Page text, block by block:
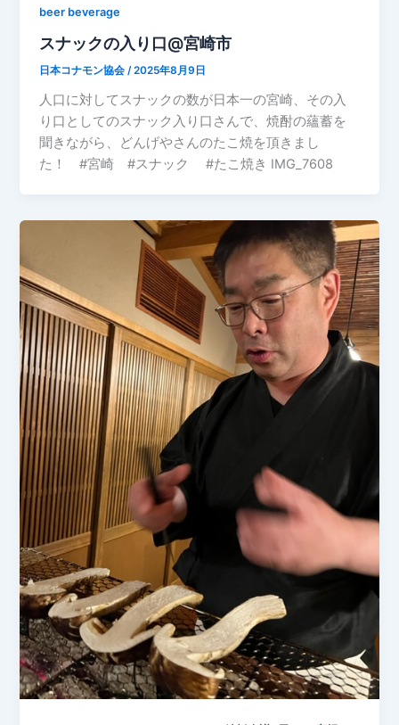
beer beverage
スナックの入り口@宮崎市
日本コナモン協会/2025年8月9日
人口に対してスナックの数が日本一の宮崎、その入
り口としてのスナック入り口さんで、焼酎の蘊蓄を
聞きながら、どんげやさんのたこ焼を頂きまし
た！ #宮崎 #スナック #たこ焼き IMG_7608